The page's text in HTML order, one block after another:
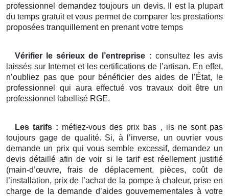
professionnel demandez toujours un devis. Il est la plupart
du temps gratuit et vous permet de comparer les prestations
proposées tranquillement en prenant votre temps
Vérifier le sérieux de l’entreprise : consultez les avis
laissés sur Internet et les certifications de l’artisan. En effet,
n’oubliez pas que pour bénéficier des aides de l’État, le
professionnel qui aura effectué vos travaux doit être un
professionnel labellisé RGE.
Les tarifs : méfiez-vous des prix bas , ils ne sont pas
toujours gage de qualité. Si, à l’inverse, un ouvrier vous
demande un prix qui vous semble excessif, demandez un
devis détaillé afin de voir si le tarif est réellement justifié
(main-d’œuvre, frais de déplacement, pièces, coût de
l’installation, prix de l’achat de la pompe à chaleur, prise en
charge de la demande d’aides gouvernementales à votre